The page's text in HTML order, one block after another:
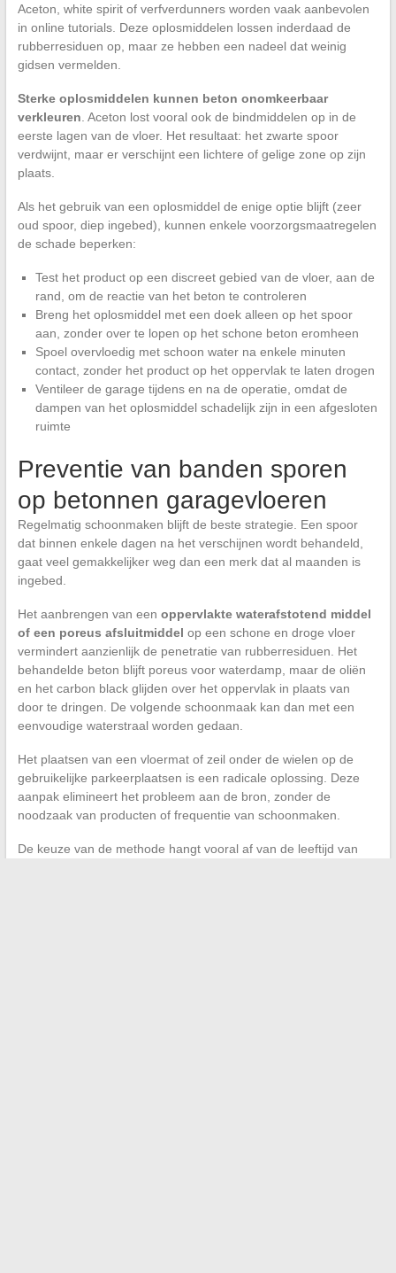
Aceton, white spirit of verfverdunners worden vaak aanbevolen
in online tutorials. Deze oplosmiddelen lossen inderdaad de
rubberresiduen op, maar ze hebben een nadeel dat weinig
gidsen vermelden.
Sterke oplosmiddelen kunnen beton onomkeerbaar
verkleuren. Aceton lost vooral ook de bindmiddelen op in de
eerste lagen van de vloer. Het resultaat: het zwarte spoor
verdwijnt, maar er verschijnt een lichtere of gelige zone op zijn
plaats.
Als het gebruik van een oplosmiddel de enige optie blijft (zeer
oud spoor, diep ingebed), kunnen enkele voorzorgsmaatregelen
de schade beperken:
Test het product op een discreet gebied van de vloer, aan de
rand, om de reactie van het beton te controleren
Breng het oplosmiddel met een doek alleen op het spoor
aan, zonder over te lopen op het schone beton eromheen
Spoel overvloedig met schoon water na enkele minuten
contact, zonder het product op het oppervlak te laten drogen
Ventileer de garage tijdens en na de operatie, omdat de
dampen van het oplosmiddel schadelijk zijn in een afgesloten
ruimte
Preventie van banden sporen
op betonnen garagevloeren
Regelmatig schoonmaken blijft de beste strategie. Een spoor
dat binnen enkele dagen na het verschijnen wordt behandeld,
gaat veel gemakkelijker weg dan een merk dat al maanden is
ingebed.
Het aanbrengen van een oppervlakte waterafstotend middel
of een poreus afsluitmiddel op een schone en droge vloer
vermindert aanzienlijk de penetratie van rubberresiduen. Het
behandelde beton blijft poreus voor waterdamp, maar de oliën
en het carbon black glijden over het oppervlak in plaats van
door te dringen. De volgende schoonmaak kan dan met een
eenvoudige waterstraal worden gedaan.
Het plaatsen van een vloermat of zeil onder de wielen op de
gebruikelijke parkeerplaatsen is een radicale oplossing. Deze
aanpak elimineert het probleem aan de bron, zonder de
noodzaak van producten of frequentie van schoonmaken.
De keuze van de methode hangt vooral af van de leeftijd van